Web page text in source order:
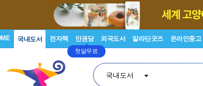
국내도서 전자책 만권당
첫달무료
외국도서 알라딘굿즈 온라인중고
국내도서